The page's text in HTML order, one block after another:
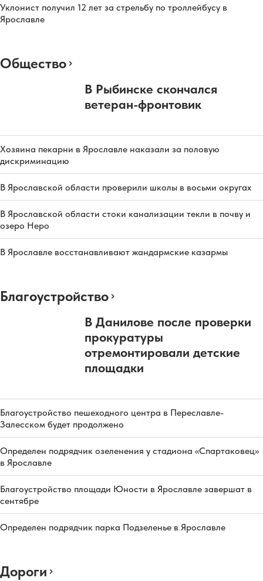
Уклонист получил 12 лет за стрельбу по троллейбусу в
Ярославле
Общество
В Рыбинске скончался
ветеран-фронтовик
Хозяина пекарни в Ярославле наказали за половую
дискриминацию
В Ярославской области проверили школы в восьми округах
В Ярославской области стоки канализации текли в почву и
озеро Неро
В Ярославле восстанавливают жандармские казармы
Благоустройство
В Данилове после проверки
прокуратуры
отремонтировали детские
площадки
Благоустройство пешеходного центра в Переславле-
Залесском будет продолжено
Определен подрядчик озеленения у стадиона «Спартаковец»
в Ярославле
Благоустройство площади Юности в Ярославле завершат в
сентябре
Определен подрядчик парка Подзеленье в Ярославле
Дороги